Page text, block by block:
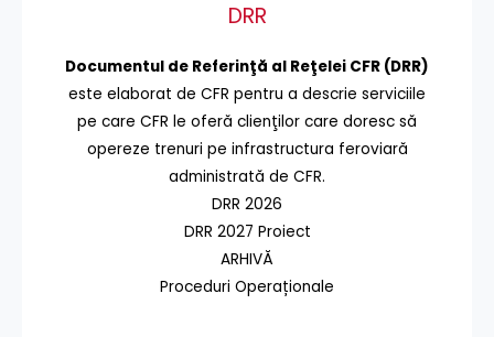
DRR
Documentul de Referinţă al Reţelei CFR (DRR)
este elaborat de CFR pentru a descrie serviciile
pe care CFR le oferă clienţilor care doresc să
opereze trenuri pe infrastructura feroviară
administrată de CFR.
DRR 2026
DRR 2027 Proiect
ARHIVĂ
Proceduri Operaționale